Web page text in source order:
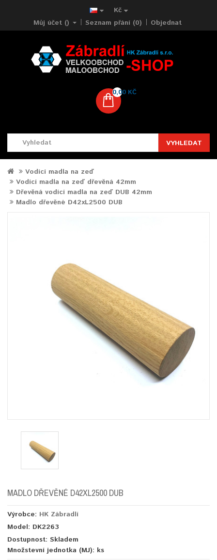
Kč
Můj účet ()
Seznam přání (0) Objednat
0,00 KČ
VYHLEDAT
Vodící madla na zeď
Vodící madla na zeď dřevěná 42mm
Dřevěná vodící madla na zeď DUB 42mm
Madlo dřevěné D42xL2500 DUB
MADLO DŘEVĚNÉ D42XL2500 DUB
Výrobce: HK Zábradlí
Model: DK2263
Dostupnost: Skladem
Množstevní jednotka (MJ): ks